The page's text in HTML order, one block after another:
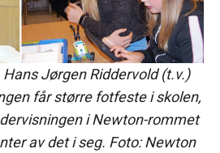
Hans Jørgen Riddervold (t.v.)
får større fotfeste i skolen,
i Newton-rommet
av det i seg. Foto: Newton